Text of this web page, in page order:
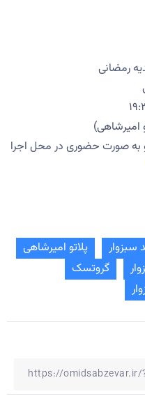
رمضانی
امیرشاهی)
به صورت حضوری در محل اجرا
سبزوار
پلاتو امیرشاهی
گروتسک